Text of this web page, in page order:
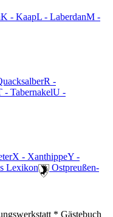
K - KaapL - LaberdanM -
R -
- TabernakelU -
X - XanthippeY -
Lexikon
️ Ostpreußen-
* Gästebuch